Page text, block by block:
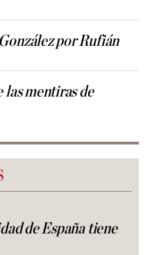
por Rufián
las mentiras de
de España tiene